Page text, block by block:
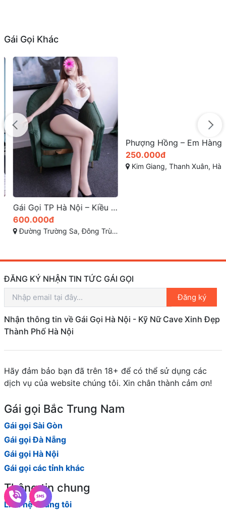
Gái Gọi Khác
Gái Gọi TP Hà Nội – Kiều Trang Thân Hình Tuyệt Mỹ, Dịch Vụ Đỉnh Cao
600.000đ
Đường Trường Sa, Đông Trù, Đông Hội, Đông Anh, Hà Nội
ĐĂNG KÝ NHẬN TIN TỨC GÁI GỌI
Đăng ký
Nhận thông tin về Gái Gọi Hà Nội - Kỹ Nữ Cave Xinh Đẹp
Thành Phố Hà Nội
Hãy đảm bảo bạn đã trên 18+ để có thể sử dụng các
dịch vụ của website chúng tôi. Xin chân thành cảm ơn!
Gái gọi Bắc Trung Nam
Gái gọi Sài Gòn
Gái gọi Đà Nẵng
Gái gọi Hà Nội
Gái gọi các tỉnh khác
Thông tin chung
Liên hệ chúng tôi